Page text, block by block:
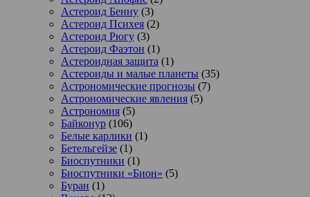
Астероид Бенну (3)
Астероид Психея (2)
Астероид Рюгу (3)
Астероид Фаэтон (1)
Астероидная защита (1)
Астероиды и малые планеты (35)
Астрономические прогнозы (7)
Астрономические явления (5)
Астрономия (5)
Байконур (106)
Белые карлики (1)
Бетельгейзе (1)
Биоспутники (1)
Биоспутники «Бион» (5)
Буран (1)